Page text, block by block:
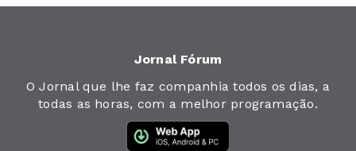
Jornal Fórum
O Jornal que lhe faz companhia todos os dias, a
todas as horas, com a melhor programação.